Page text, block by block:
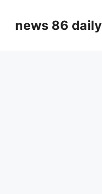
contentnews 86 daily